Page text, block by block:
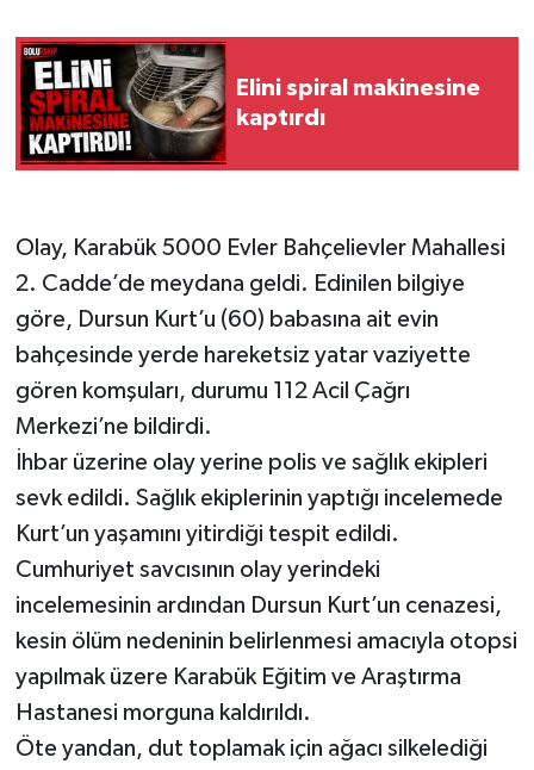
Elini spiral makinesine
kaptırdı
Olay, Karabük 5000 Evler Bahçelievler Mahallesi
2. Cadde’de meydana geldi. Edinilen bilgiye
göre, Dursun Kurt’u (60) babasına ait evin
bahçesinde yerde hareketsiz yatar vaziyette
gören komşuları, durumu 112 Acil Çağrı
Merkezi’ne bildirdi.
İhbar üzerine olay yerine polis ve sağlık ekipleri
sevk edildi. Sağlık ekiplerinin yaptığı incelemede
Kurt’un yaşamını yitirdiği tespit edildi.
Cumhuriyet savcısının olay yerindeki
incelemesinin ardından Dursun Kurt’un cenazesi,
kesin ölüm nedeninin belirlenmesi amacıyla otopsi
yapılmak üzere Karabük Eğitim ve Araştırma
Hastanesi morguna kaldırıldı.
Öte yandan, dut toplamak için ağacı silkelediği